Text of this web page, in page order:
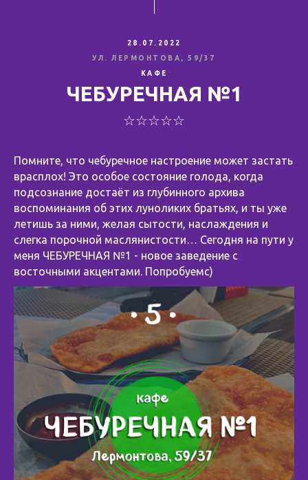
28.07.2022
УЛ. ЛЕРМОНТОВА, 59/37
КАФЕ
ЧЕБУРЕЧНАЯ №1
☆☆☆☆☆
Помните, что чебуречное настроение может застать
врасплох! Это особое состояние голода, когда
подсознание достаёт из глубинного архива
воспоминания об этих луноликих братьях, и ты уже
летишь за ними, желая сытости, наслаждения и
слегка порочной маслянистости… Сегодня на пути у
меня ЧЕБУРЕЧНАЯ №1 - новое заведение с
восточными акцентами. Попробуемс)